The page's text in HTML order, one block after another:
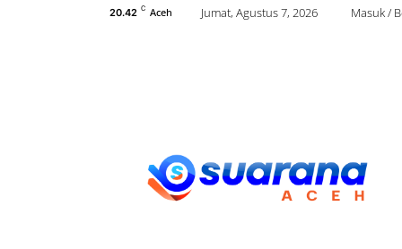
20.42 C Aceh Jumat, Agustus 7, 2026 Masuk /